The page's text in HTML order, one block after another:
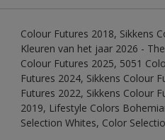
Colour Futures 2018, Sikkens
Kleuren van het jaar 2026 -
Colour Futures 2025, 5051
Futures 2024, Sikkens Colour
Futures 2022, Sikkens Colour
2019, Lifestyle Colors
Selection Whites, Color